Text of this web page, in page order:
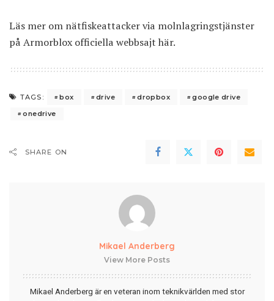
Läs mer om nätfiskeattacker via molnlagringstjänster
på Armorblox officiella webbsajt här.
TAGS: box drive dropbox
google drive
onedrive
SHARE ON
Mikael Anderberg
View More Posts
Mikael Anderberg är en veteran inom teknikvärlden med stor